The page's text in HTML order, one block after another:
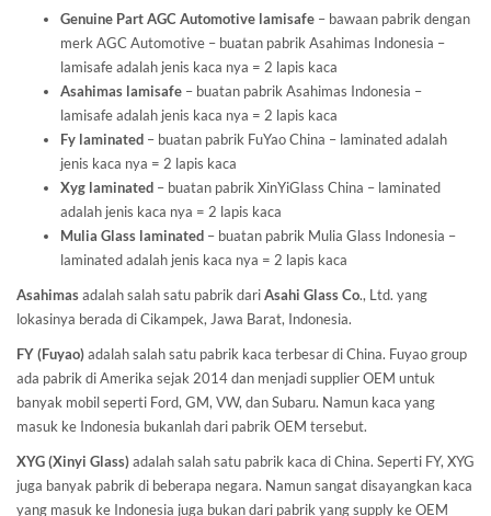
Genuine Part AGC Automotive lamisafe – bawaan pabrik dengan
merk AGC Automotive – buatan pabrik Asahimas Indonesia –
lamisafe adalah jenis kaca nya = 2 lapis kaca
Asahimas lamisafe – buatan pabrik Asahimas Indonesia –
lamisafe adalah jenis kaca nya = 2 lapis kaca
Fy laminated – buatan pabrik FuYao China – laminated adalah
jenis kaca nya = 2 lapis kaca
Xyg laminated – buatan pabrik XinYiGlass China – laminated
adalah jenis kaca nya = 2 lapis kaca
Mulia Glass laminated – buatan pabrik Mulia Glass Indonesia –
laminated adalah jenis kaca nya = 2 lapis kaca
Asahimasadalah salah satu pabrik dariAsahi GlassCo., Ltd. yang
lokasinya berada di Cikampek, Jawa Barat, Indonesia.
FY (Fuyao)adalah salah satu pabrik kaca terbesar di China. Fuyao group
ada pabrik di Amerika sejak 2014 dan menjadi supplier OEM untuk
banyak mobil seperti Ford, GM, VW, dan Subaru. Namun kaca yang
masuk ke Indonesia bukanlah dari pabrik OEM tersebut.
XYG (Xinyi Glass)adalah salah satu pabrik kaca di China. Seperti FY, XYG
juga banyak pabrik di beberapa negara. Namun sangat disayangkan kaca
yang masuk ke Indonesia juga bukan dari pabrik yang supply ke OEM